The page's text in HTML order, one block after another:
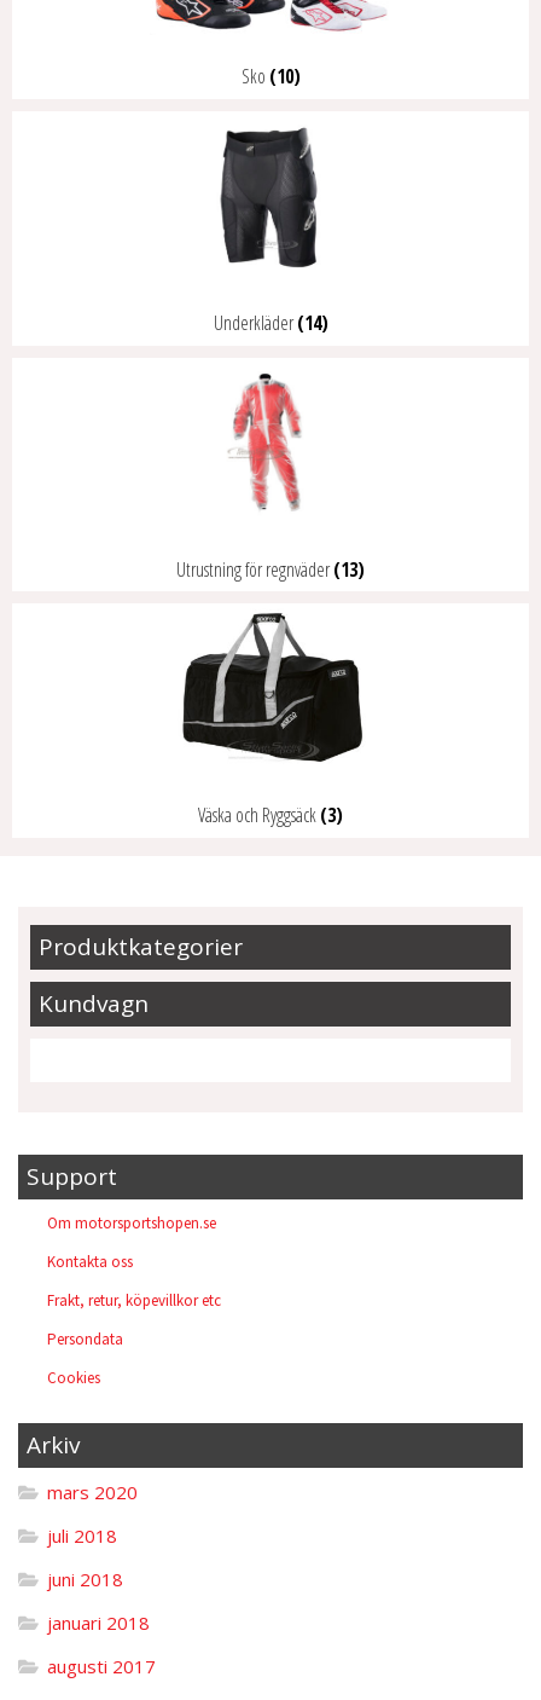
Sko (10)
Underkläder(14)
Utrustning för regnväder(13)
Väska och Ryggsäck(3)
Produktkategorier
Kundvagn
Support
Om motorsportshopen.se
Kontakta oss
Frakt, retur, köpevillkor etc
Persondata
Cookies
Arkiv
mars 2020
juli 2018
juni 2018
januari 2018
augusti 2017